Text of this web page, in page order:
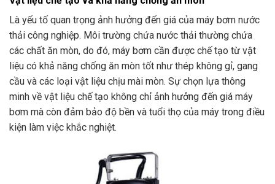
Là yếu tố quan trọng ảnh hưởng đến giá của máy bơm nước
thải công nghiệp. Môi trường chứa nước thải thường chứa
các chất ăn mòn, do đó, máy bơm cần được chế tạo từ vật
liệu có khả năng chống ăn mòn tốt như thép không gỉ, gang
cầu và các loại vật liệu chịu mài mòn. Sự chọn lựa thông
minh về vật liệu chế tạo không chỉ ảnh hưởng đến giá máy
bơm mà còn đảm bảo độ bền và tuổi thọ của máy trong điều
kiện làm việc khắc nghiệt.